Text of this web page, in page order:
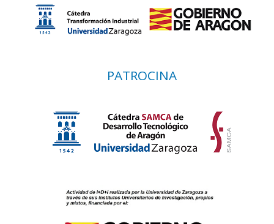
PATROCINA